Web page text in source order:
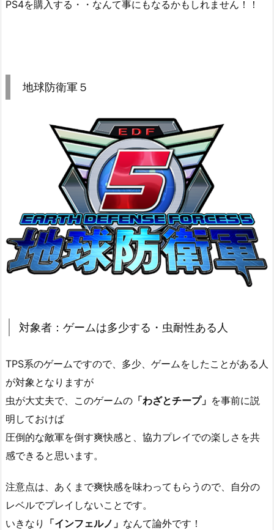
PS4を購入する・・なんて事にもなるかもしれません！！
地球防衛軍５
対象者：ゲームは多少する・虫耐性ある人
TPS系のゲームですので、多少、ゲームをしたことがある人
が対象となりますが
虫が大丈夫で、このゲームの 「わざとチープ」 を事前に説
明しておけば
圧倒的な敵軍を倒す爽快感と、協力プレイでの楽しさを共
感できると思います。
注意点は、あくまで爽快感を味わってもらうので、自分の
レベルでプレイしないことです。
いきなり
「インフェルノ」 なんて論外です！